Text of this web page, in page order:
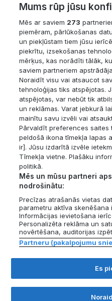
Atskaite pieejama
esošajiem dzīvokļiem.
Dati par līdzīgu
vidējo cenu var
kuriem darījumi
ietekmēt īpašuma
projekta specifika
1. solis
Dzīvokļa izvēle
2. solis
3. solis
Tavs e-pasts un personas dati
Mums rūp jūsu
Mēs ar saviem 273
piemēram, pārlūkošanas
un piekļūstam tiem jūsu
piekrītu, izsekošanas
mērķus, kas norādīti tālāk,
saviem partneriem
Noraidīt visu vai atsaucot
tehnoloģijas tiks atspējotas.
atspējotas, var nebūt tik
un reklāmas. Varat jebkurā
mainītu savu izvēli vai
Pārvaldīt preferences saites
peldošā ikona tīmekļa lapas
ir]. Jūsu izdarītā izvēle
Tīmekļa vietne. Plašāku
politikā.
Mēs un mūsu partneri
nodrošinātu:
Precīzas atrašanās vietas
parametru aktīva skenēšana
Informācijas ievietošana
Personalizēta reklāma un
novērtēšana, auditorijas
Partneru (pakalpojumu
Es